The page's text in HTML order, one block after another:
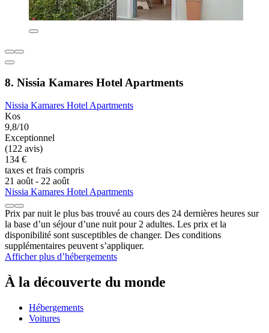
8. Nissia Kamares Hotel Apartments
Nissia Kamares Hotel Apartments
Kos
9,8/10
Exceptionnel
(122 avis)
134 €
taxes et frais compris
21 août - 22 août
Nissia Kamares Hotel Apartments
Prix par nuit le plus bas trouvé au cours des 24 dernières heures sur
la base d’un séjour d’une nuit pour 2 adultes. Les prix et la
disponibilité sont susceptibles de changer. Des conditions
supplémentaires peuvent s’appliquer.
Afficher plus d’hébergements
À la découverte du monde
Hébergements
Voitures